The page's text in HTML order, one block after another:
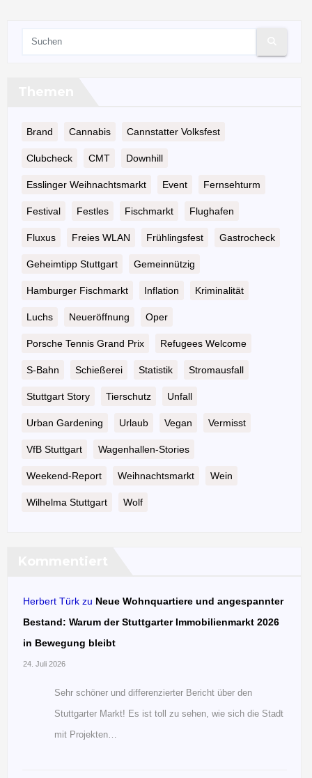
Brand Cannabis Cannstatter Volksfest
Clubcheck CMT Downhill
Esslinger Weihnachtsmarkt Event Fernsehturm
Festival Festles Fischmarkt Flughafen
Fluxus Freies WLAN Frühlingsfest Gastrocheck
Geheimtipp Stuttgart Gemeinnützig
Hamburger Fischmarkt Inflation Kriminalität
Luchs Neueröffnung Oper
Porsche Tennis Grand Prix Refugees Welcome
S-Bahn Schießerei Statistik Stromausfall
Stuttgart Story Tierschutz Unfall
Urban Gardening Urlaub Vegan Vermisst
VfB Stuttgart Wagenhallen-Stories
Weekend-Report Weihnachtsmarkt Wein
Wilhelma Stuttgart Wolf
Herbert Türk zu Neue Wohnquartiere und angespannter
Bestand: Warum der Stuttgarter Immobilienmarkt 2026
in Bewegung bleibt
24. Juli 2026
Sehr schöner und differenzierter Bericht über den
Stuttgarter Markt! Es ist toll zu sehen, wie sich die Stadt
mit Projekten…